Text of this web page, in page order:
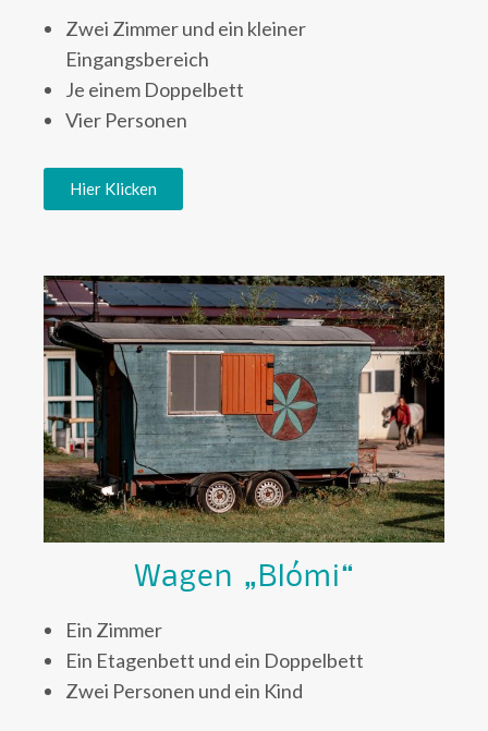
Zwei Zimmer und ein kleiner
Eingangsbereich
Je einem Doppelbett
Vier Personen
Hier Klicken
Wagen „Blómi“
Ein Zimmer
Ein Etagenbett und ein Doppelbett
Zwei Personen und ein Kind